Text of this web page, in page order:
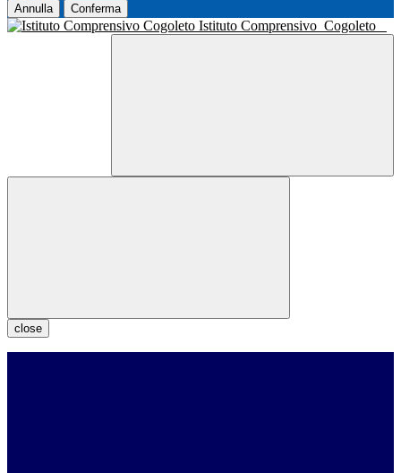
Annulla Conferma
Istituto Comprensivo Cogoleto
close